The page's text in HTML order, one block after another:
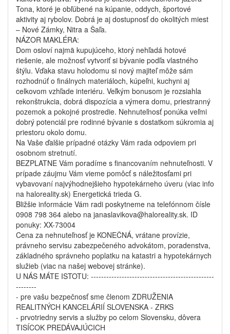
Tona, ktoré je obľúbené na kúpanie, oddych, športové
aktivity aj rybolov. Dobrá je aj dostupnosť do okolitých miest
– Nové Zámky, Nitra a Šaľa.
NÁZOR MAKLÉRA:
Dom osloví najmä kupujúceho, ktorý nehľadá hotové
riešenie, ale možnosť vytvoriť si bývanie podľa vlastného
štýlu. Vďaka stavu holodomu si nový majiteľ môže sám
rozhodnúť o finálnych materiáloch, kúpeľni, kuchyni aj
celkovom vzhľade interiéru. Veľkým bonusom je rozsiahla
rekonštrukcia, dobrá dispozícia a výmera domu, priestranný
pozemok a pokojné prostredie. Nehnuteľnosť ponúka veľmi
dobrý potenciál pre rodinné bývanie s dostatkom súkromia aj
priestoru okolo domu.
Na Vaše ďalšie prípadné otázky Vám rada odpoviem pri
osobnom stretnutí.
BEZPLATNE Vám poradíme s financovaním nehnuteľnosti. V
prípade záujmu Vám vieme pomôcť s náležitosťami pri
vybavovaní najvýhodnejšieho hypotekárneho úveru (viac info
na haloreality.sk) Energetická trieda G.
Bližšie informácie Vám radi poskytneme na telefónnom čísle
0908 798 364 alebo na janaslavikova@haloreality.sk. ID
ponuky: XX-73004
Cena za nehnuteľnosť je KONEČNÁ, vrátane provízie,
právneho servisu zabezpečeného advokátom, poradenstva,
základného správneho poplatku na katastri a hypotekárnych
služieb (viac na našej webovej stránke).
U NÁS MÁTE ISTOTU: ------------------------------------------------
--------
- pre vašu bezpečnosť sme členom ZDRUŽENIA
REALITNÝCH KANCELÁRIÍ SLOVENSKA - ZRKS
- prvotriedny servis a služby po celom Slovensku, dôvera
TISÍCOK PREDÁVAJÚCICH